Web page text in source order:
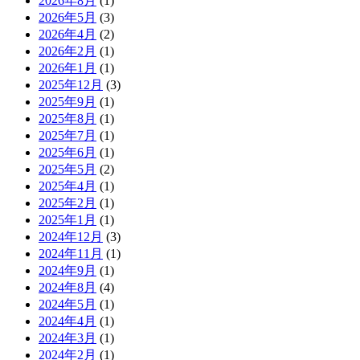
2026年5月 (3)
2026年4月 (2)
2026年2月 (1)
2026年1月 (1)
2025年12月 (3)
2025年9月 (1)
2025年8月 (1)
2025年7月 (1)
2025年6月 (1)
2025年5月 (2)
2025年4月 (1)
2025年2月 (1)
2025年1月 (1)
2024年12月 (3)
2024年11月 (1)
2024年9月 (1)
2024年8月 (4)
2024年5月 (1)
2024年4月 (1)
2024年3月 (1)
2024年2月 (1)